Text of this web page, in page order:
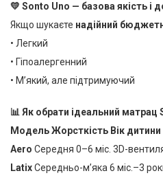
💛 Sonto Uno — базова якість і
Якщо шукаєте надійний
• Легкий
• Гіпоалергенний
• М’який, але підтримуючий
📊 Як обрати ідеальний матрац
Модель Жорсткість Вік
Aero Середня 0–6 міс. 3D-
LatixСередньо-м’яка 6 міс.–3